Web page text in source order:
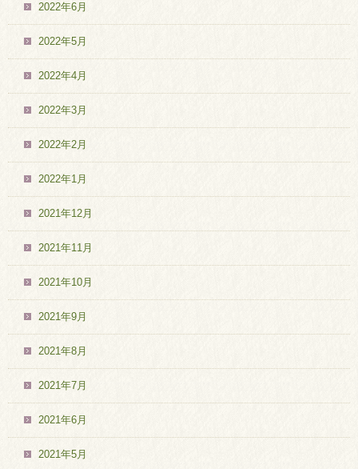
2022年6月
2022年5月
2022年4月
2022年3月
2022年2月
2022年1月
2021年12月
2021年11月
2021年10月
2021年9月
2021年8月
2021年7月
2021年6月
2021年5月